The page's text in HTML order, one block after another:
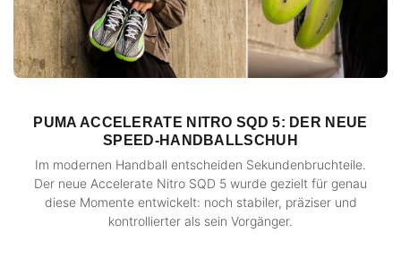
PUMA ACCELERATE NITRO SQD 5: DER NEUE
SPEED-HANDBALLSCHUH
Im modernen Handball entscheiden Sekundenbruchteile.
Der neue Accelerate Nitro SQD 5 wurde gezielt für genau
diese Momente entwickelt: noch stabiler, präziser und
kontrollierter als sein Vorgänger.